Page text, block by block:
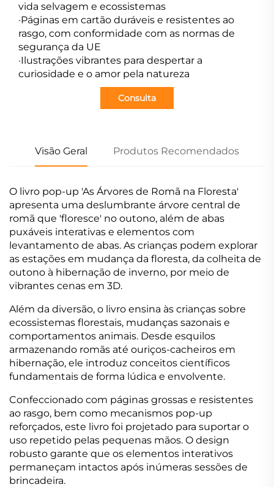
vida selvagem e ecossistemas
·Páginas em cartão duráveis e resistentes ao
rasgo, com conformidade com as normas de
segurança da UE
·Ilustrações vibrantes para despertar a
curiosidade e o amor pela natureza
Consulta
Visão Geral Produtos Recomendados
O livro pop-up 'As Árvores de Romã na Floresta'
apresenta uma deslumbrante árvore central de
romã que 'floresce' no outono, além de abas
puxáveis interativas e elementos com
levantamento de abas. As crianças podem explorar
as estações em mudança da floresta, da colheita de
outono à hibernação de inverno, por meio de
vibrantes cenas em 3D.
Além da diversão, o livro ensina às crianças sobre
ecossistemas florestais, mudanças sazonais e
comportamentos animais. Desde esquilos
armazenando romãs até ouriços-cacheiros em
hibernação, ele introduz conceitos científicos
fundamentais de forma lúdica e envolvente.
Confeccionado com páginas grossas e resistentes
ao rasgo, bem como mecanismos pop-up
reforçados, este livro foi projetado para suportar o
uso repetido pelas pequenas mãos. O design
robusto garante que os elementos interativos
permaneçam intactos após inúmeras sessões de
brincadeira.